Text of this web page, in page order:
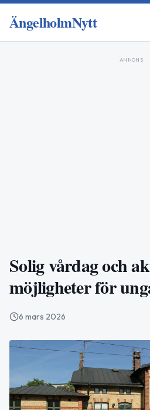
ÄngelholmNytt
ANNONS
Solig vårdag och
möjligheter för
6 mars 2026